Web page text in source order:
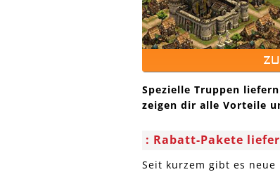
Spezielle Truppen
zeigen dir alle Vorteile
Rabatt-Pakete
Seit kurzem gibt es neue